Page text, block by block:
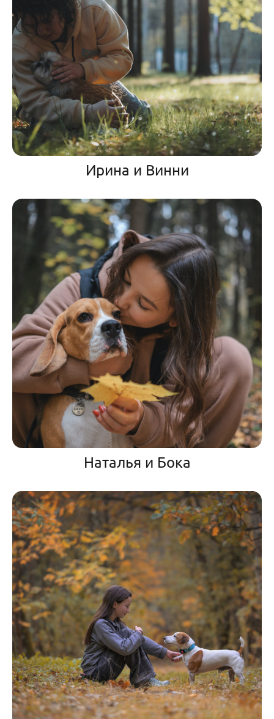
Ирина и Винни
Наталья и Бока